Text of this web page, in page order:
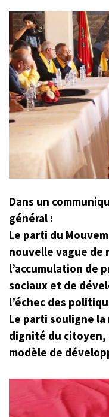
Dans un
général :
Le parti du
nouvelle vague de
l’accumulation de
sociaux et de
l’échec des
Le parti souligne
dignité du
modèle de